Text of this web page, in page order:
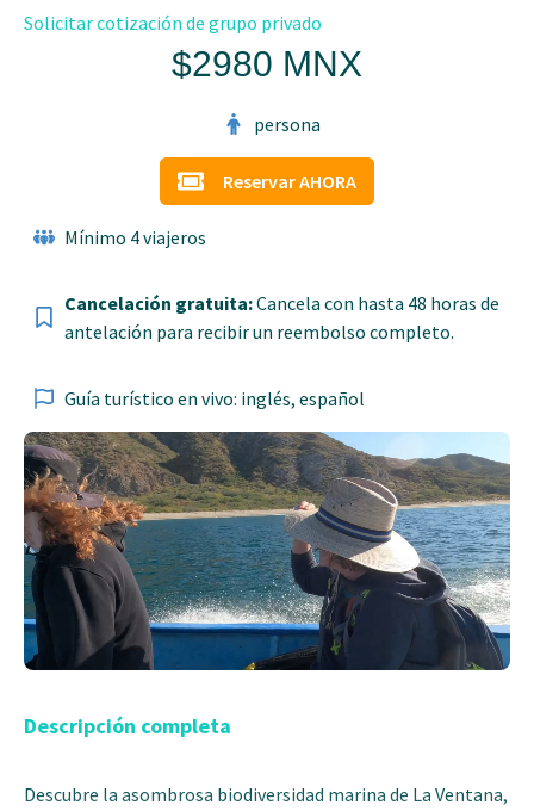
Solicitar cotización de grupo privado
$2980 MNX
persona
Reservar AHORA
Mínimo 4 viajeros
Cancelación gratuita:Cancela con hasta 48 horas de
antelación para recibir un reembolso completo.
Guía turístico en vivo: inglés, español
Descripción completa
Descubre la asombrosa biodiversidad marina de La Ventana,